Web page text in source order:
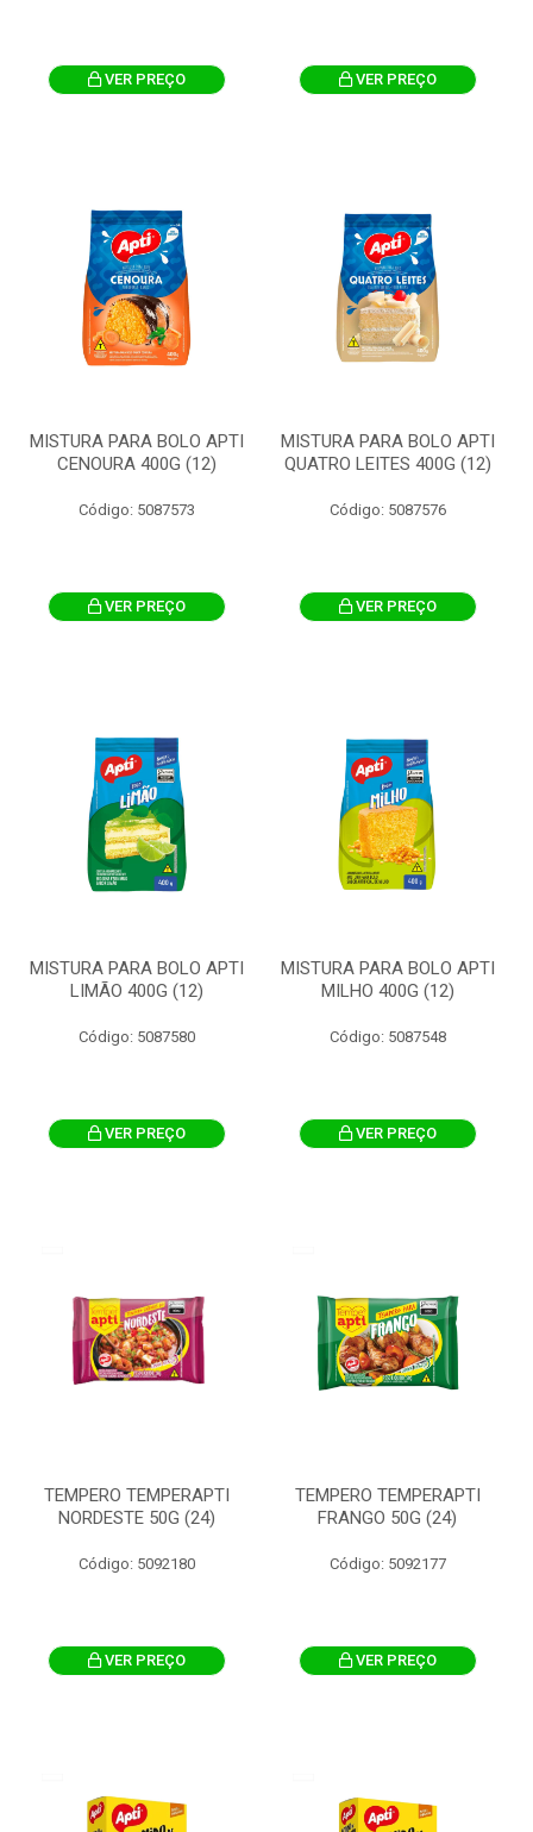
VER PREÇO VER PREÇO
MISTURA PARA BOLO APTI
CENOURA 400G (12)
Código: 5087573
VER PREÇO
MISTURA PARA BOLO APTI
QUATRO LEITES 400G (12)
Código: 5087576
VER PREÇO
MISTURA PARA BOLO APTI
LIMÃO 400G (12)
Código: 5087580
VER PREÇO
MISTURA PARA BOLO APTI
MILHO 400G (12)
Código: 5087548
VER PREÇO
TEMPERO TEMPERAPTI
NORDESTE 50G (24)
Código: 5092180
VER PREÇO
TEMPERO TEMPERAPTI
FRANGO 50G (24)
Código: 5092177
VER PREÇO